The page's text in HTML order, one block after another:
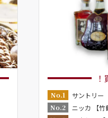
No.1
サントリー
No.2
ニッカ 【竹